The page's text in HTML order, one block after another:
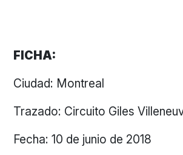
FICHA:
Ciudad: Montreal
Trazado: Circuito Giles
Fecha: 10 de junio de 2018